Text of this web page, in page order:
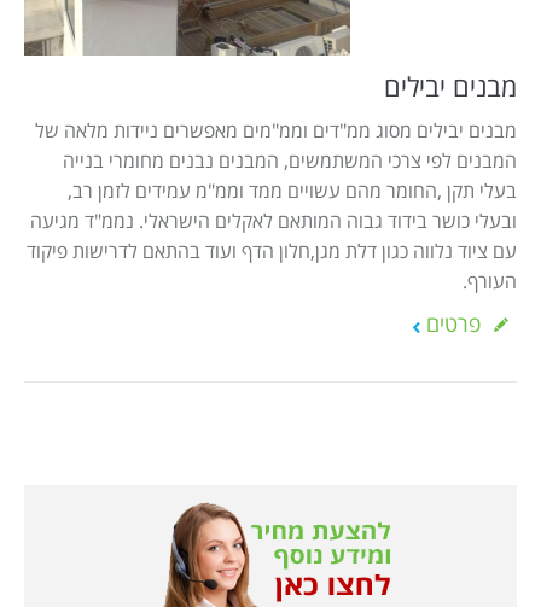
Israel construction
הוסף עסק
מדיניות הפרטיות
footer
מבנים יבילים
מבנים יבילים מסוג ממ"דים וממ"מים מאפשרים ניידות מלאה של
המבנים לפי צרכי המשתמשים, המבנים נבנים מחומרי בנייה
בעלי תקן ,החומר מהם עשויים ממד וממ"מ עמידים לזמן רב,
ובעלי כושר בידוד גבוה המותאם לאקלים הישראלי. נממ"ד מגיעה
עם ציוד נלווה כגון דלת מגן,חלון הדף ועוד בהתאם לדרישות פיקוד
העורף.
פרטים